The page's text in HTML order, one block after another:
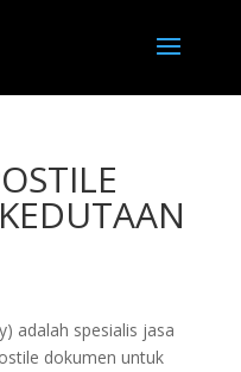
adalah spesialis jasa
dokumen untuk